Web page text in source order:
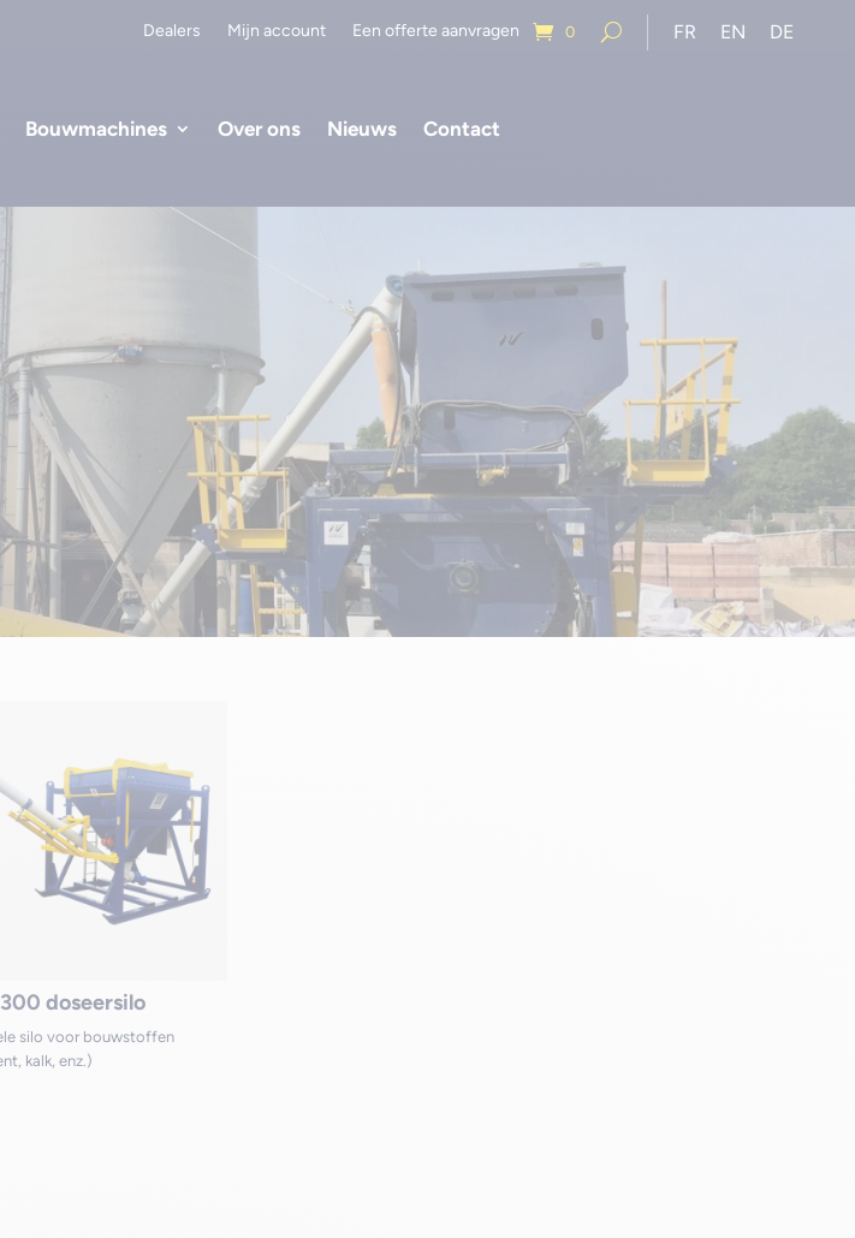
Dealers Mijn account Een offerte aanvragen 0 FR EN DE
Bouwmachines Over ons Nieuws Contact
doseersilo
silo voor bouwstoffen
kalk, enz.)